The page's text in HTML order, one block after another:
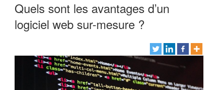
Quels sont les avantages d’un
logiciel web sur-mesure ?